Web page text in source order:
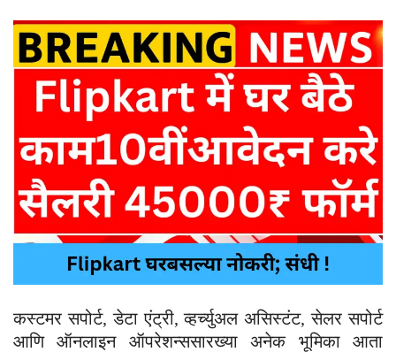
कस्टमर सपोर्ट, डेटा एंट्री, व्हर्च्युअल असिस्टंट, सेलर सपोर्ट
आणि ऑनलाइन ऑपरेशन्ससारख्या अनेक भूमिका आता